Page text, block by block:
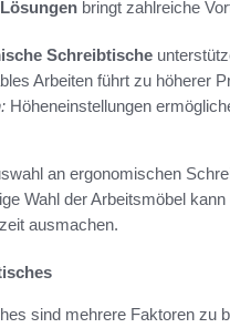
bringt zahlreiche
Schreibtische
Arbeiten führt zu höherer
Höheneinstellungen
an ergonomischen
Wahl der Arbeitsmöbel
ausmachen.
sind mehrere Faktoren zu